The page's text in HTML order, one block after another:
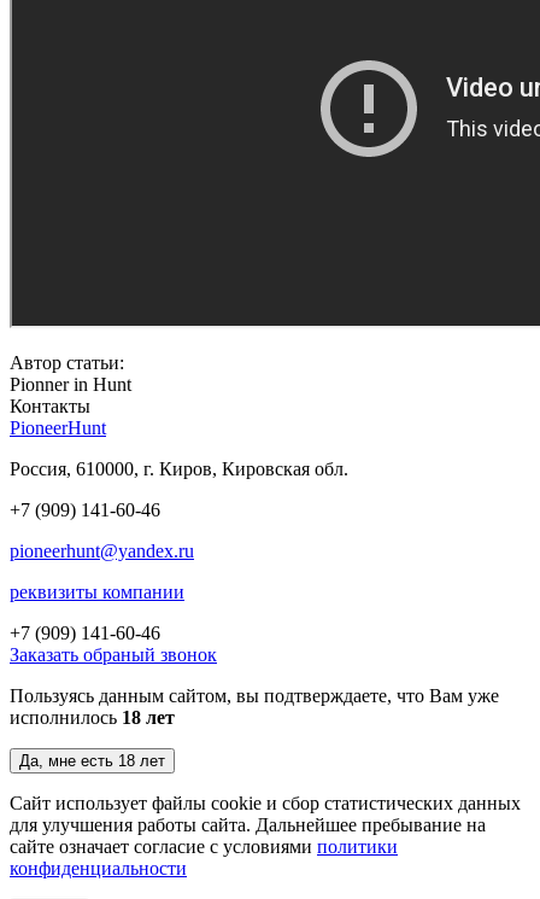
Автор статьи:
Pionner in Hunt
Контакты
PioneerHunt
Россия, 610000, г. Киров, Кировская обл.
+7 (909) 141-60-46
pioneerhunt@yandex.ru
реквизиты компании
+7 (909) 141-60-46
Заказать обраный звонок
Пользуясь данным сайтом, вы подтверждаете, что Вам уже
исполнилось 18 лет
Да, мне есть 18 лет
Сайт использует файлы cookie и сбор статистических данных
для улучшения работы сайта. Дальнейшее пребывание на
сайте означает согласие с условиями политики
конфиденциальности